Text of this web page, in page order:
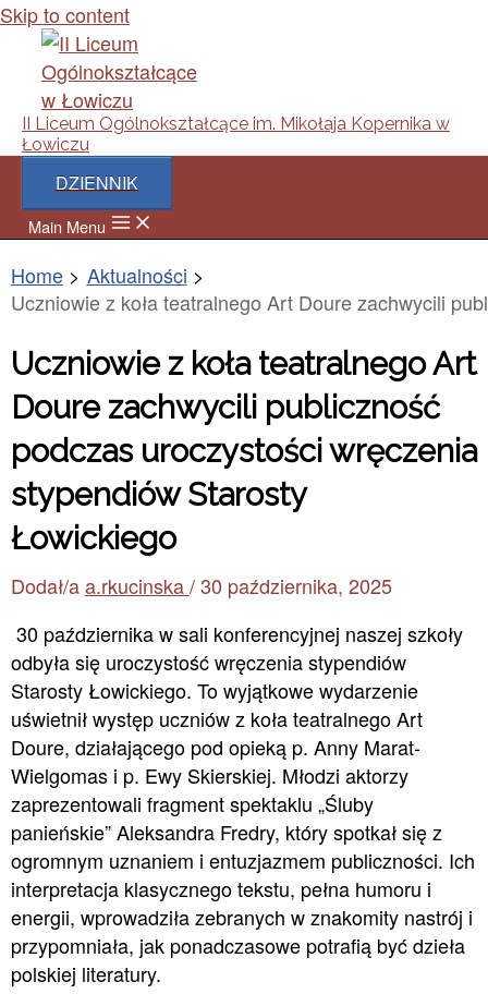
Skip to content
II Liceum Ogólnokształcące im. Mikołaja Kopernika w
Łowiczu
DZIENNIK
Main Menu
Home
Aktualności
Uczniowie z koła teatralnego Art Doure zachwycili
Uczniowie z koła teatralnego Art
Doure zachwycili publiczność
podczas uroczystości wręczenia
stypendiów Starosty
Łowickiego
Dodał/a a.rkucinska/30 października, 2025
30 października w sali konferencyjnej naszej szkoły
odbyła się uroczystość wręczenia stypendiów
Starosty Łowickiego. To wyjątkowe wydarzenie
uświetnił występ uczniów z koła teatralnego Art
Doure, działającego pod opieką p. Anny Marat-
Wielgomas i p. Ewy Skierskiej. Młodzi aktorzy
zaprezentowali fragment spektaklu „Śluby
panieńskie” Aleksandra Fredry, który spotkał się z
ogromnym uznaniem i entuzjazmem publiczności. Ich
interpretacja klasycznego tekstu, pełna humoru i
energii, wprowadziła zebranych w znakomity nastrój i
przypomniała, jak ponadczasowe potrafią być dzieła
polskiej literatury.